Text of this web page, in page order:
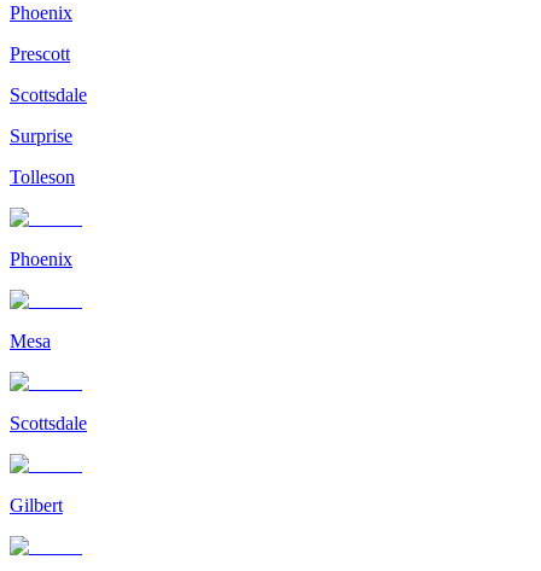
Phoenix
Prescott
Scottsdale
Surprise
Tolleson
Phoenix
Mesa
Scottsdale
Gilbert